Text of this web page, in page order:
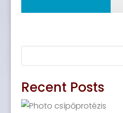
Recent Posts